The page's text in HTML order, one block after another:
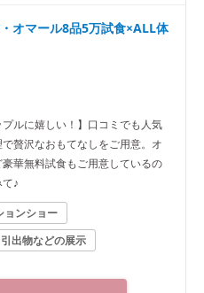
オマール8品5万試食×ALL体
プルに嬉しい！】口コミでも人気
贅沢なおもてなしをご用意。オ
華無料試食もご用意しているの
♪
ョンショー
出物などの展示